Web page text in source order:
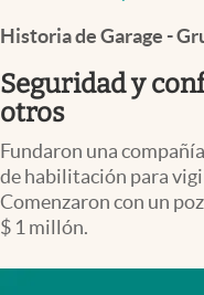
Negocios
Columnistas
Otras secciones
Apertura
Infotechnology
Historia de Garage -
Seguridad y
otros
Fundaron una
de habilitación para
Comenzaron con un
$ 1 millón.